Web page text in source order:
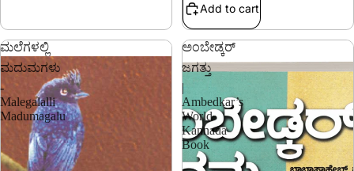
Add to cart
ಮಲೆಗಳಲ್ಲಿ
ಮದುಮಗಳು
-
Malegalalli
Madumagalu
ಅಂಬೇಡ್ಕರ್
ಜಗತ್ತು
|
Ambedkar’s
World
Kannada
Book